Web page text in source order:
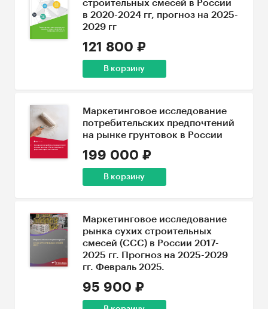
строительных смесей в России
в 2020-2024 гг, прогноз на 2025-
2029 гг
121 800 ₽
В корзину
Маркетинговое исследование
потребительских предпочтений
на рынке грунтовок в России
199 000 ₽
В корзину
Маркетинговое исследование
рынка сухих строительных
смесей (ССС) в России 2017-
2025 гг. Прогноз на 2025-2029
гг. Февраль 2025.
95 900 ₽